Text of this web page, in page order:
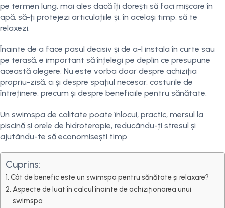
pe termen lung, mai ales dacă îți dorești să faci mișcare în
apă, să-ți protejezi articulațiile și, în același timp, să te
relaxezi.
Înainte de a face pasul decisiv și de a-l instala în curte sau
pe terasă, e important să înțelegi pe deplin ce presupune
această alegere. Nu este vorba doar despre achiziția
propriu-zisă, ci și despre spațiul necesar, costurile de
întreținere, precum și despre beneficiile pentru sănătate.
Un swimspa de calitate poate înlocui, practic, mersul la
piscină și orele de hidroterapie, reducându-ți stresul și
ajutându-te să economisești timp.
Cuprins:
Cât de benefic este un swimspa pentru sănătate și relaxare?
Aspecte de luat în calcul înainte de achiziționarea unui
swimspa